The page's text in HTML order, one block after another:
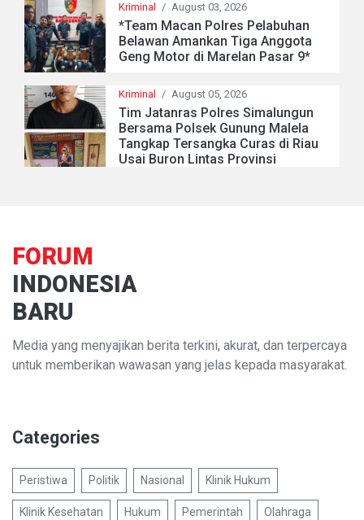
Kriminal / August 03, 2026
*Team Macan Polres Pelabuhan
Belawan Amankan Tiga Anggota
Geng Motor di Marelan Pasar 9*
Kriminal / August 05, 2026
Tim Jatanras Polres Simalungun
Bersama Polsek Gunung Malela
Tangkap Tersangka Curas di Riau
Usai Buron Lintas Provinsi
FORUM
INDONESIA
BARU
Media yang menyajikan berita terkini, akurat, dan terpercaya
untuk memberikan wawasan yang jelas kepada masyarakat.
Categories
Peristiwa Politik Nasional Klinik Hukum
Klinik Kesehatan Hukum Pemerintah Olahraga